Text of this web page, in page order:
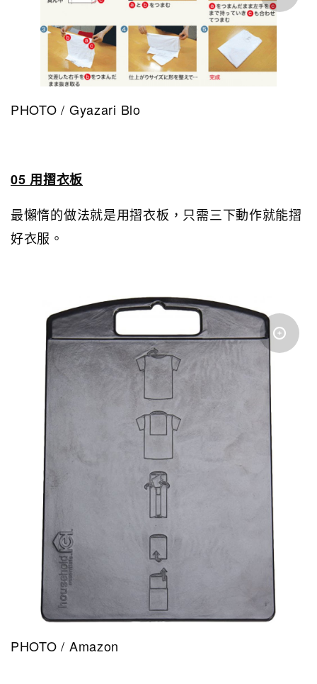
PHOTO / Gyazari Blo
05 用摺衣板
最懶惰的做法就是用摺衣板，只需三下動作就能摺
好衣服。
PHOTO / Amazon